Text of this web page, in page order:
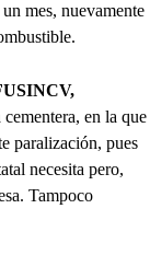
mes, nuevamente
en la que
paralización, pues
necesita pero,
Tampoco